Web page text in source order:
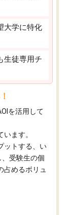
大学に特化
生徒専用チ
を活用して
ます。
ットする、い
、受験生の個
占めるボリュ